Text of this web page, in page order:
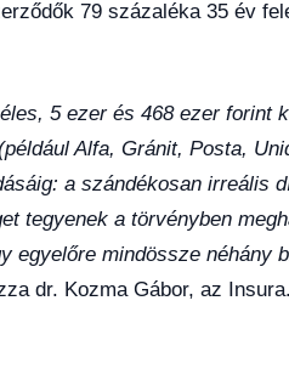
79 százaléka 35 év
5 ezer és 468 ezer forint
Alfa, Gránit, Posta,
a szándékosan irreális
tegyenek a törvényben
egyelőre mindössze néhány
dr. Kozma Gábor, az